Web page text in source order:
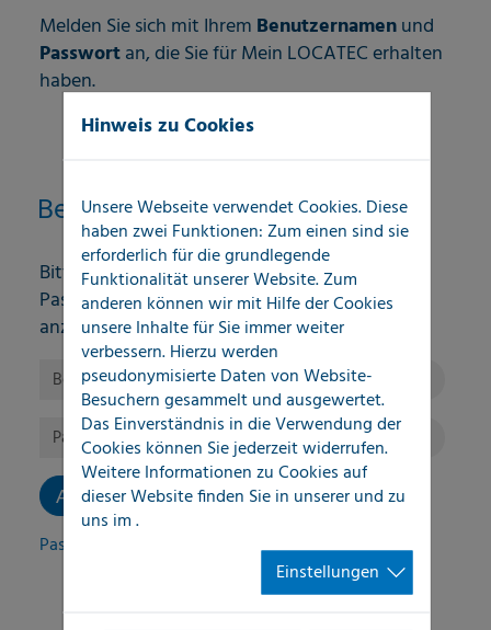
Melden Sie sich mit Ihrem Benutzernamenund
Passwortan, die Sie für Mein LOCATEC erhalten
haben.
Benutzeranmeldung
Bitte geben Sie Ihren Benutzernamen und Ihr
Passwort ein, um sich an der Website
anzumelden.
Anmelden
Benutzername:
Passwort:
Passwort vergessen?
Hinweis zu Cookies
Unsere Webseite verwendet Cookies. Diese
haben zwei Funktionen: Zum einen sind sie
erforderlich für die grundlegende
Funktionalität unserer Website. Zum
anderen können wir mit Hilfe der Cookies
unsere Inhalte für Sie immer weiter
verbessern. Hierzu werden
pseudonymisierte Daten von Website-
Besuchern gesammelt und ausgewertet.
Das Einverständnis in die Verwendung der
Cookies können Sie jederzeit widerrufen.
Weitere Informationen zu Cookies auf
dieser Website finden Sie in unsererund zu
uns im.
Einstellungen